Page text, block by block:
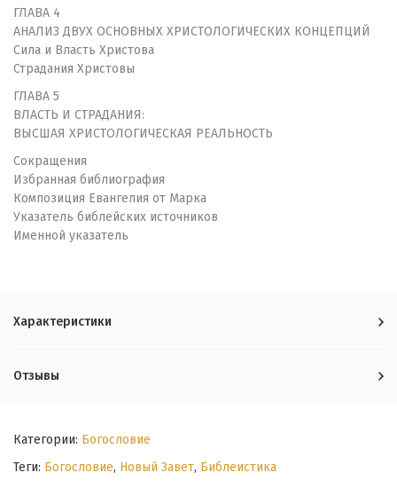
ГЛАВА 4
АНАЛИЗ ДВУХ ОСНОВНЫХ ХРИСТОЛОГИЧЕСКИХ КОНЦЕПЦИЙ
Сила и Власть Христова
Страдания Христовы
ГЛАВА 5
ВЛАСТЬ И СТРАДАНИЯ:
ВЫСШАЯ ХРИСТОЛОГИЧЕСКАЯ РЕАЛЬНОСТЬ
Сокращения
Избранная библиография
Композиция Евангелия от Марка
Указатель библейских источников
Именной указатель
Характеристики
Отзывы
Категории: Богословие
Теги: Богословие, Новый Завет, Библеистика